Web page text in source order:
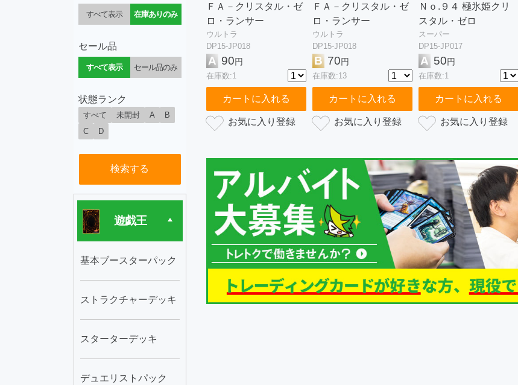
すべて表示 在庫ありのみ
セール品
すべて表示 セール品のみ
状態ランク
すべて 未開封 A
B
C
D
検索する
遊戯王
基本ブースターパック
ストラクチャーデッキ
スターターデッキ
デュエリストパック
ＦＡ－クリスタル・ゼ
ロ・ランサー
ウルトラ
DP15-JP018
A 90円
在庫数:1
カートに入れる
ＦＡ－クリスタル・ゼ
ロ・ランサー
ウルトラ
DP15-JP018
B 70円
在庫数:13
カートに入れる
Ｎｏ.９４ 極氷姫クリ
スタル・ゼロ
スーパー
DP15-JP017
A 50円
在庫数:1
カートに入れる